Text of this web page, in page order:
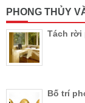
PHONG THỦY
Tách rời
Bố trí